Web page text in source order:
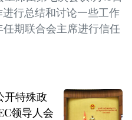
行总结和讨论一些工作
任期联合会主席进行信任
开特殊政
领导人会